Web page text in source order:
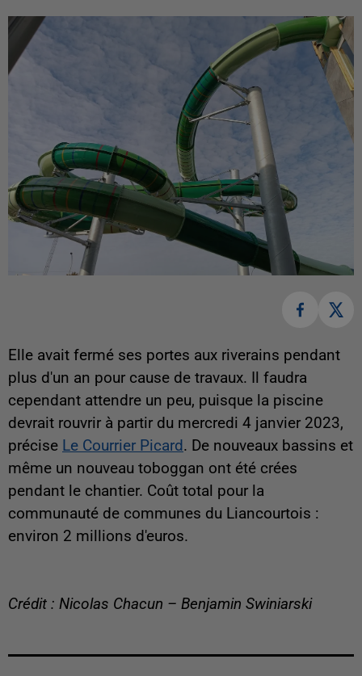
Elle avait fermé ses portes aux riverains pendant
plus d'un an pour cause de travaux. Il faudra
cependant attendre un peu, puisque la piscine
devrait rouvrir à partir du mercredi 4 janvier 2023,
précise Le Courrier Picard. De nouveaux bassins et
même un nouveau toboggan ont été crées
pendant le chantier. Coût total pour la
communauté de communes du Liancourtois :
environ 2 millions d'euros.
Crédit : Nicolas Chacun – Benjamin Swiniarski